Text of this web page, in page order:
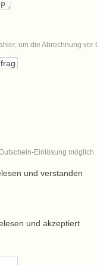
um die Abrechnung vor
Einlösung möglich.
und verstanden
und akzeptiert